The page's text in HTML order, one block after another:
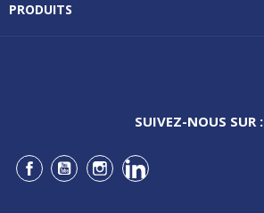
PRODUITS
SUIVEZ-NOUS SUR :
Facebook
YouTubeInstagramLinkedIn